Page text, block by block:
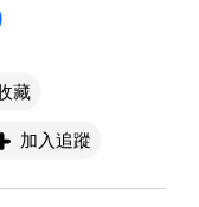
藏
加入追蹤